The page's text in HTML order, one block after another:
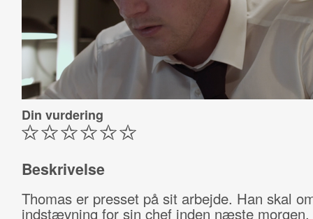
Din vurdering
Beskrivelse
Thomas er presset på sit arbejde. Han skal
indstævning for sin chef inden næste morgen,